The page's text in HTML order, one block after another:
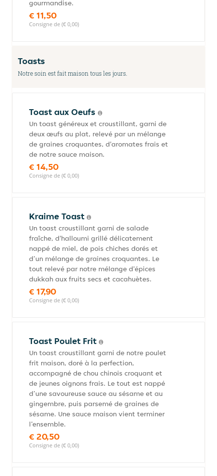
gourmandise.
€ 11,50
Consigne de (€ 0,00)
Toasts
Notre soin est fait maison tous les jours.
Toast aux Oeufs
Un toast généreux et croustillant, garni de
deux œufs au plat, relevé par un mélange
de graines croquantes, d'aromates frais et
de notre sauce maison.
€ 14,50
Consigne de (€ 0,00)
Kraime Toast
Un toast croustillant garni de salade
fraîche, d'halloumi grillé délicatement
nappé de miel, de pois chiches dorés et
d’un mélange de graines croquantes. Le
tout relevé par notre mélange d'épices
dukkah aux fruits secs et cacahuètes.
€ 17,90
Consigne de (€ 0,00)
Toast Poulet Frit
Un toast croustillant garni de notre poulet
frit maison, doré à la perfection,
accompagné de chou chinois croquant et
de jeunes oignons frais. Le tout est nappé
d’une savoureuse sauce au sésame et au
gingembre, puis parsemé de graines de
sésame. Une sauce maison vient terminer
l’ensemble.
€ 20,50
Consigne de (€ 0,00)